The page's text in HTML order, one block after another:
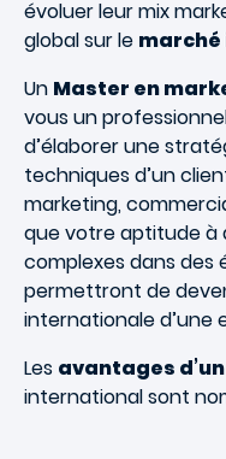
évoluer leur mix
global sur le
Un Master en
vous un
d’élaborer une
techniques d’un
marketing,
que votre aptitude à
complexes dans des
permettront de
internationale d’une
Les avantages
international sont